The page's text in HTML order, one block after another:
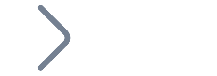
Aggiungi il token del tuo progetto al nostro servizio di